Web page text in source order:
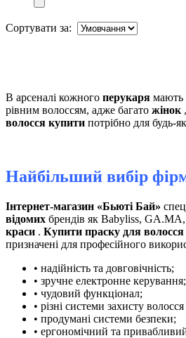
Сортувати за:
В арсеналі кожного перукаря мають
рівним волоссям, адже багато жінок
волосся купити потрібно для будь-
Найбільший вибір
Інтернет-магазин «Бьюті Бай»
відомих брендів як Babyliss,
краси . Купити праску для волосся
призначені для професійного
• надійність та довговічність;
• зручне електронне керування;
• чудовий функціонал;
• різні системи захисту
• продумані системи безпеки;
• ергономічний та